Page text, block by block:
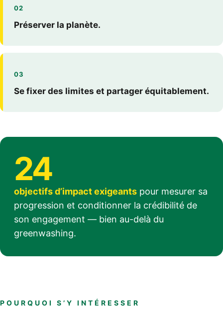
02
Préserver la planète.
03
Se fixer des limites et partager équitablement.
24
objectifs d’impact exigeants pour mesurer sa
progression et conditionner la crédibilité de
son engagement — bien au-delà du
greenwashing.
POURQUOI S’Y INTÉRESSER